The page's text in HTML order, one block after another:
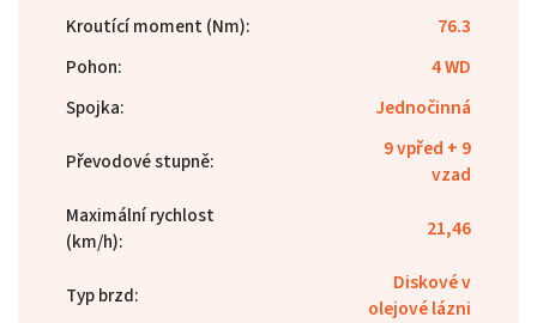
Kroutící moment (Nm):
76.3
Pohon:
4 WD
Spojka: Jednočinná
Převodové stupně:
9 vpřed + 9
vzad
Maximální rychlost
(km/h): 21,46
Typ brzd:
Diskové v
olejové lázni